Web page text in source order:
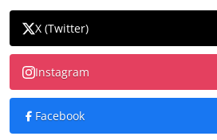
X (Twitter)
Instagram
Facebook